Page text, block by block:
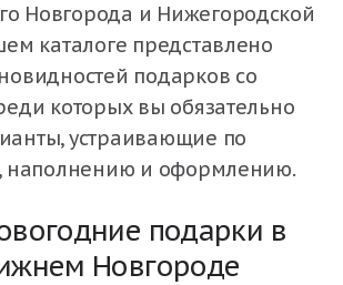
Новгорода и Нижегородской
каталоге представлено
подарков со
которых вы обязательно
устраивающие по
наполнению и оформлению.
подарки в
Новгороде